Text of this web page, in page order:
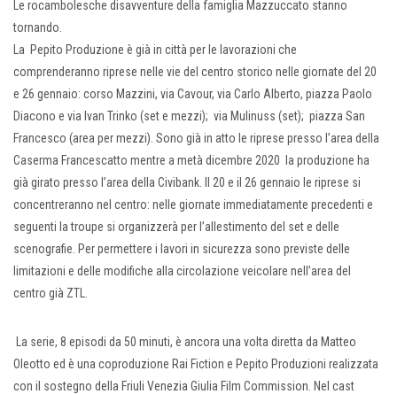
Le rocambolesche disavventure della famiglia Mazzuccato stanno
tornando.
La Pepito Produzione è già in città per le lavorazioni che
comprenderanno riprese nelle vie del centro storico nelle giornate del 20
e 26 gennaio: corso Mazzini, via Cavour, via Carlo Alberto, piazza Paolo
Diacono e via Ivan Trinko (set e mezzi); via Mulinuss (set); piazza San
Francesco (area per mezzi). Sono già in atto le riprese presso l’area della
Caserma Francescatto mentre a metà dicembre 2020 la produzione ha
già girato presso l’area della Civibank. Il 20 e il 26 gennaio le riprese si
concentreranno nel centro: nelle giornate immediatamente precedenti e
seguenti la troupe si organizzerà per l’allestimento del set e delle
scenografie. Per permettere i lavori in sicurezza sono previste delle
limitazioni e delle modifiche alla circolazione veicolare nell’area del
centro già ZTL.
La serie, 8 episodi da 50 minuti, è ancora una volta diretta da Matteo
Oleotto ed è una coproduzione Rai Fiction e Pepito Produzioni realizzata
con il sostegno della Friuli Venezia Giulia Film Commission. Nel cast